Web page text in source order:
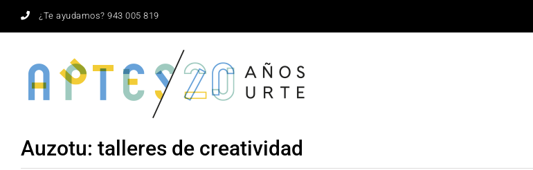
Saltar
al
¿Te ayudamos? 943 005 819
Auzotu: talleres de creatividad